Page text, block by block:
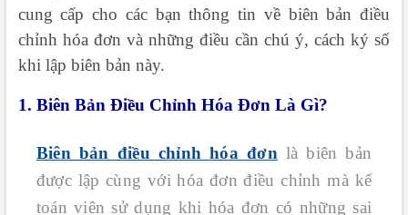
cung cấp cho các bạn thông tin về biên bản điều
chỉnh hóa đơn và những điều cần chú ý, cách ký số
khi lập biên bản này.
1. Biên Bản Điều Chỉnh Hóa Đơn Là Gì?
Biên bản điều chỉnh hóa đơnlà biên bản
được lập cùng với hóa đơn điều chỉnh mà kế
toán viên sử dụng khi hóa đơn có những sai